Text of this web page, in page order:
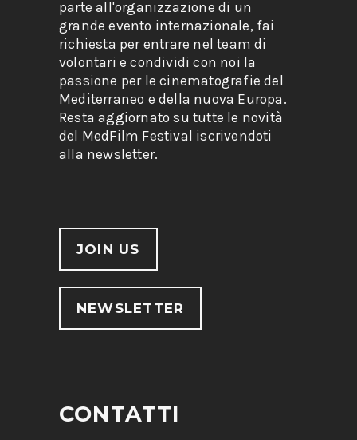
parte all'organizzazione di un
grande evento internazionale, fai
richiesta per entrare nel team di
volontari e condividi con noi la
passione per le cinematografie del
Mediterraneo e della nuova Europa.
Resta aggiornato su tutte le novità
del MedFilm Festival iscrivendoti
alla newsletter.
JOIN US
NEWSLETTER
CONTATTI